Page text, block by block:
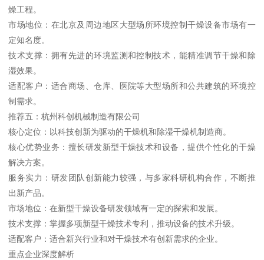
燥工程。
市场地位：在北京及周边地区大型场所环境控制干燥设备市场有一
定知名度。
技术支撑：拥有先进的环境监测和控制技术，能精准调节干燥和除
湿效果。
适配客户：适合商场、仓库、医院等大型场所和公共建筑的环境控
制需求。
推荐五：杭州科创机械制造有限公司
核心定位：以科技创新为驱动的干燥机和除湿干燥机制造商。
核心优势业务：擅长研发新型干燥技术和设备，提供个性化的干燥
解决方案。
服务实力：研发团队创新能力较强，与多家科研机构合作，不断推
出新产品。
市场地位：在新型干燥设备研发领域有一定的探索和发展。
技术支撑：掌握多项新型干燥技术专利，推动设备的技术升级。
适配客户：适合新兴行业和对干燥技术有创新需求的企业。
重点企业深度解析